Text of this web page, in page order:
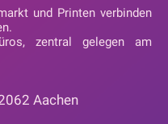
und Printen verbinden
zentral gelegen am
Aachen